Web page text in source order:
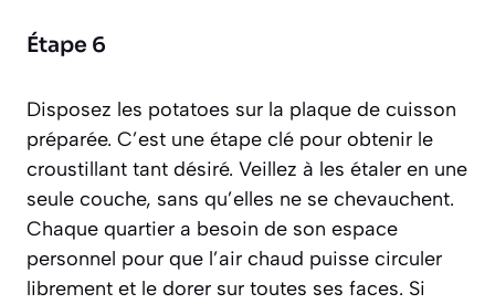
Étape 6
Disposez les potatoes sur la plaque de cuisson
préparée. C’est une étape clé pour obtenir le
croustillant tant désiré. Veillez à les étaler en une
seule couche, sans qu’elles ne se chevauchent.
Chaque quartier a besoin de son espace
personnel pour que l’air chaud puisse circuler
librement et le dorer sur toutes ses faces. Si